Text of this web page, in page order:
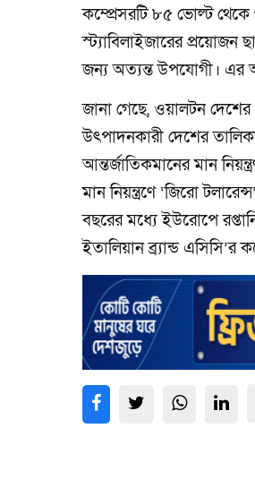
কম্প্রেসরটি ৮৫ ভোল্ট
স্ট্যাবিলাইজারের প্রয়োজন
জন্য অত্যন্ত উপযোগী। এর
জানা গেছে, ওয়ালটন
উৎপাদনকারী দেশের
আন্তর্জাতিকমানের মান
মান নিয়ন্ত্রণে ‘জিরো
বছরের মধ্যে ইউরোপে
ইতালিয়ান ব্র্যান্ড এসিসি’র